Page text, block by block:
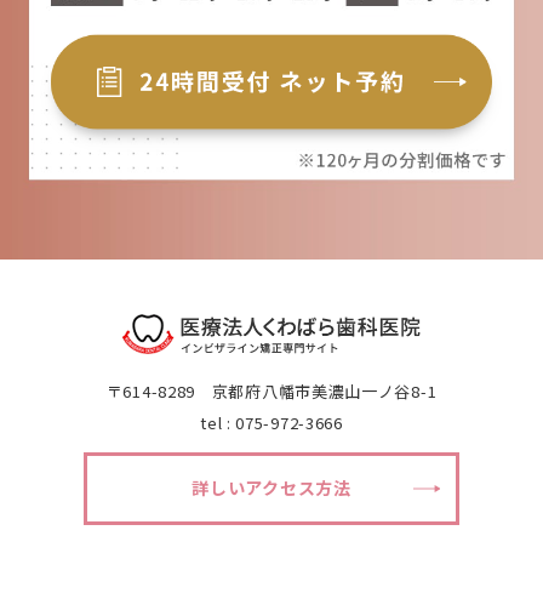
〒614-8289 京都府八幡市美濃山一ノ谷8-1
tel : 075-972-3666
詳しいアクセス方法